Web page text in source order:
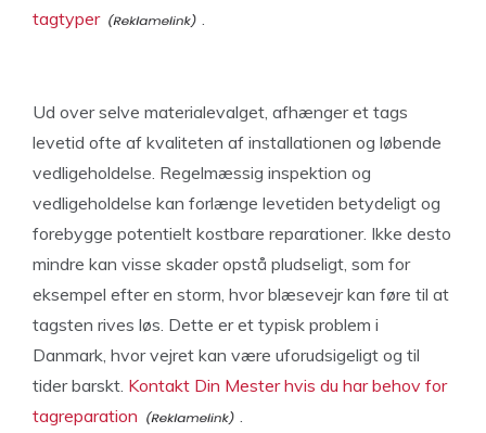
tagtyper
.
Ud over selve materialevalget, afhænger et tags
levetid ofte af kvaliteten af installationen og løbende
vedligeholdelse. Regelmæssig inspektion og
vedligeholdelse kan forlænge levetiden betydeligt og
forebygge potentielt kostbare reparationer. Ikke desto
mindre kan visse skader opstå pludseligt, som for
eksempel efter en storm, hvor blæsevejr kan føre til at
tagsten rives løs. Dette er et typisk problem i
Danmark, hvor vejret kan være uforudsigeligt og til
tider barskt. Kontakt Din Mester hvis du har behov for
tagreparation
.